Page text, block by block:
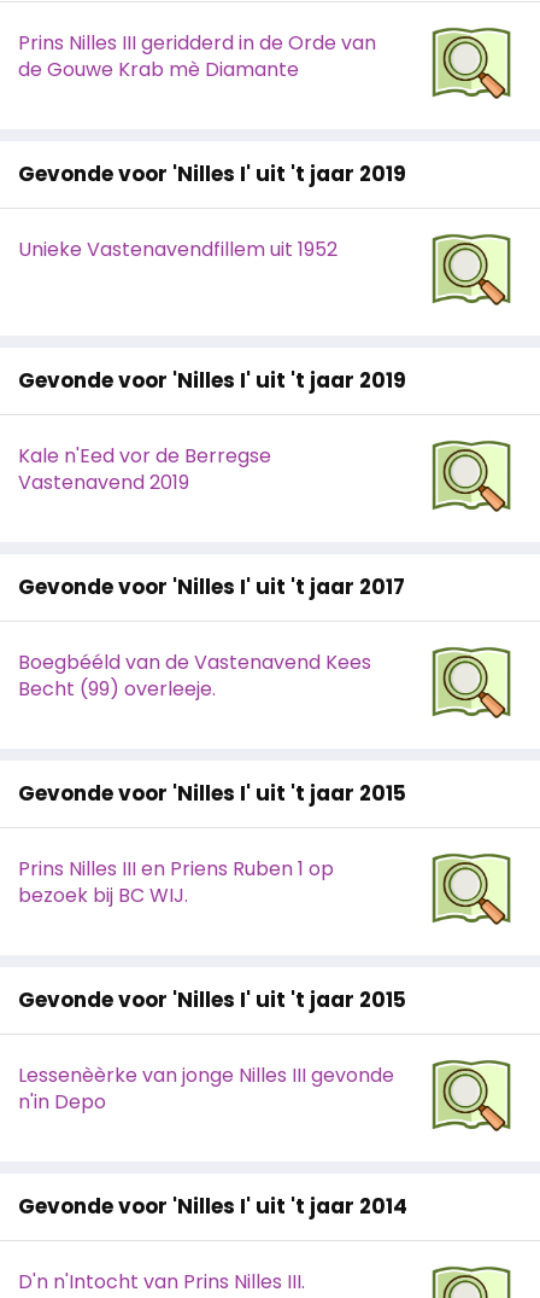
Prins Nilles III geridderd in de Orde van
de Gouwe Krab mè Diamante
Gevonde voor 'Nilles I' uit 't jaar 2019
Unieke Vastenavendfillem uit 1952
Gevonde voor 'Nilles I' uit 't jaar 2019
Kale n'Eed vor de Berregse
Vastenavend 2019
Gevonde voor 'Nilles I' uit 't jaar 2017
Boegbééld van de Vastenavend Kees
Becht (99) overleeje.
Gevonde voor 'Nilles I' uit 't jaar 2015
Prins Nilles III en Priens Ruben 1 op
bezoek bij BC WIJ.
Gevonde voor 'Nilles I' uit 't jaar 2015
Lessenèèrke van jonge Nilles III gevonde
n'in Depo
Gevonde voor 'Nilles I' uit 't jaar 2014
D'n n'Intocht van Prins Nilles III.